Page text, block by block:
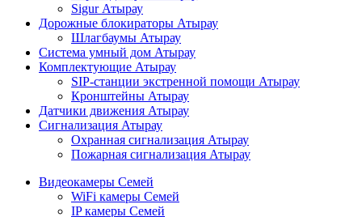
Sigur Атырау
Дорожные блокираторы Атырау
Шлагбаумы Атырау
Система умный дом Атырау
Комплектующие Атырау
SIP-станции экстренной помощи Атырау
Кронштейны Атырау
Датчики движения Атырау
Сигнализация Атырау
Охранная сигнализация Атырау
Пожарная сигнализация Атырау
Видеокамеры Семей
WiFi камеры Семей
IP камеры Семей